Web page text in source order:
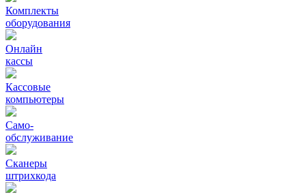
Комплекты
оборудования
Онлайн
кассы
Кассовые
компьютеры
Само-
обслуживание
Сканеры
штрихкода